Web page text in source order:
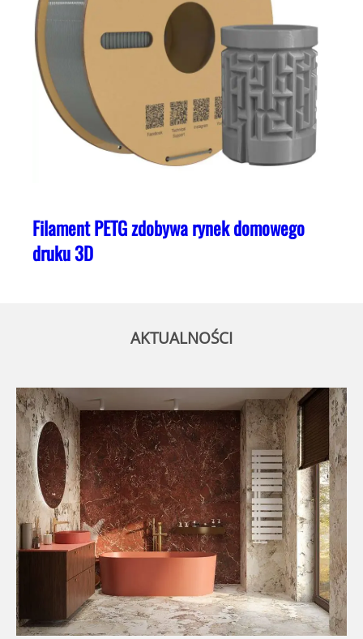
Filament PETG zdobywa rynek domowego
druku 3D
AKTUALNOŚCI